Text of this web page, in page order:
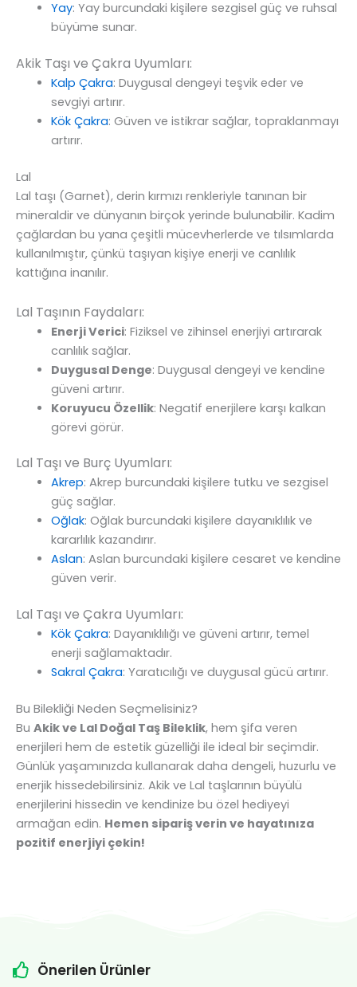
Yay: Yay burcundaki kişilere sezgisel güç ve ruhsal
büyüme sunar.
Akik Taşı ve Çakra Uyumları:
Kalp Çakra: Duygusal dengeyi teşvik eder ve
sevgiyi artırır.
Kök Çakra: Güven ve istikrar sağlar, topraklanmayı
artırır.
Lal
Lal taşı (Garnet), derin kırmızı renkleriyle tanınan bir
mineraldir ve dünyanın birçok yerinde bulunabilir. Kadim
çağlardan bu yana çeşitli mücevherlerde ve tılsımlarda
kullanılmıştır, çünkü taşıyan kişiye enerji ve canlılık
kattığına inanılır.
Lal Taşının Faydaları:
Enerji Verici: Fiziksel ve zihinsel enerjiyi artırarak
canlılık sağlar.
Duygusal Denge: Duygusal dengeyi ve kendine
güveni artırır.
Koruyucu Özellik: Negatif enerjilere karşı kalkan
görevi görür.
Lal Taşı ve Burç Uyumları:
Akrep: Akrep burcundaki kişilere tutku ve sezgisel
güç sağlar.
Oğlak: Oğlak burcundaki kişilere dayanıklılık ve
kararlılık kazandırır.
Aslan: Aslan burcundaki kişilere cesaret ve kendine
güven verir.
Lal Taşı ve Çakra Uyumları:
Kök Çakra: Dayanıklılığı ve güveni artırır, temel
enerji sağlamaktadır.
Sakral Çakra: Yaratıcılığı ve duygusal gücü artırır.
Bu Bilekliği Neden Seçmelisiniz?
Bu Akik ve Lal Doğal Taş Bileklik, hem şifa veren
enerjileri hem de estetik güzelliği ile ideal bir seçimdir.
Günlük yaşamınızda kullanarak daha dengeli, huzurlu ve
enerjik hissedebilirsiniz. Akik ve Lal taşlarının büyülü
enerjilerini hissedin ve kendinize bu özel hediyeyi
armağan edin. Hemen sipariş verin ve hayatınıza
pozitif enerjiyi çekin!
Önerilen Ürünler